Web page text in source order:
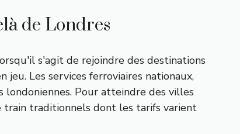
de Londres
s'agit de rejoindre des destinations
Les services ferroviaires nationaux,
Pour atteindre des villes
train traditionnels dont les tarifs varient